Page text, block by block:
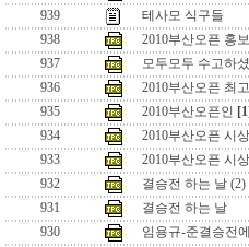
939
테사모 식구들
938
2010부산오픈 홍
937
모두모두 수고하
936
2010부산오픈 최
935
2010부산오픈인
934
2010부산오픈 시
933
2010부산오픈 시
932
결승전 하는 날 (2)
931
결승전 하는 날
930
임용규-준결승전